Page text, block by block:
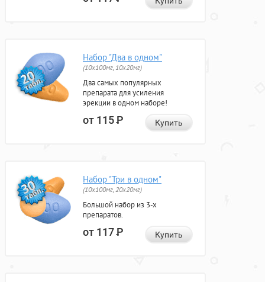
Набор "Два в одном"
(10x100мг, 10x20мг)
Два самых популярных
препарата для усиления
эрекции в одном наборе!
от 115Р Купить
Набор "Три в одном"
(10x100мг, 20x20мг)
Большой набор из 3-х
препаратов.
от 117Р Купить